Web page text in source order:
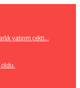
yatırım çekti…
oldu.